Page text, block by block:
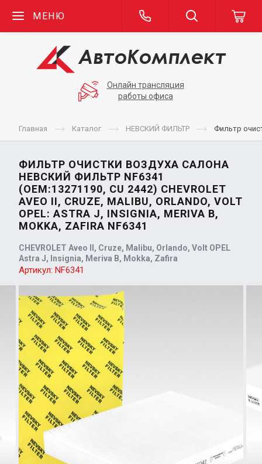
МЕНЮ
Онлайн трансляция
работы офиса
Главная Каталог НЕВСКИЙ ФИЛЬТР Фильтр
ФИЛЬТР ОЧИСТКИ ВОЗДУХА САЛОНА
НЕВСКИЙ ФИЛЬТР NF6341
(OEM:13271190, CU 2442) CHEVROLET
AVEO II, CRUZE, MALIBU, ORLANDO, VOLT
OPEL: ASTRA J, INSIGNIA, MERIVA B,
MOKKA, ZAFIRA NF6341
CHEVROLET Aveo II, Cruze, Malibu, Orlando, Volt OPEL
Astra J, Insignia, Meriva B, Mokka, Zafira
Артикул: NF6341